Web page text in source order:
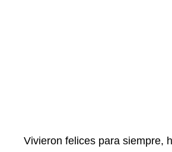
Vivieron felices para siempre,